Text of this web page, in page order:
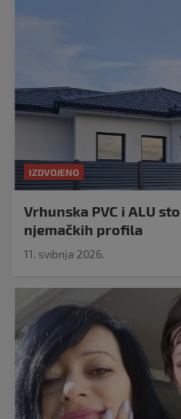
IZDVOJENO
Vrhunska PVC i ALU
njemačkih profila
11. svibnja 2026.